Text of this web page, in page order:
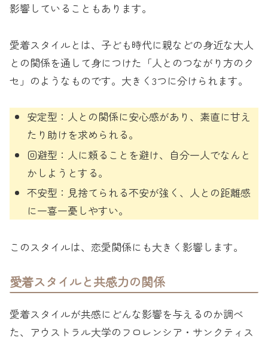
影響していることもあります。
愛着スタイルとは、子ども時代に親などの身近な大人
との関係を通して身につけた「人とのつながり方のク
セ」のようなものです。大きく3つに分けられます。
安定型：人との関係に安心感があり、素直に甘え
たり助けを求められる。
回避型：人に頼ることを避け、自分一人でなんと
かしようとする。
不安型：見捨てられる不安が強く、人との距離感
に一喜一憂しやすい。
このスタイルは、恋愛関係にも大きく影響します。
愛着スタイルと共感力の関係
愛着スタイルが共感にどんな影響を与えるのか調べ
た、アウストラル大学のフロレンシア・サンクティス